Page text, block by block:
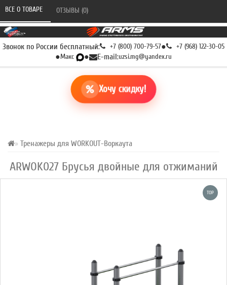
Звонок по России бесплатный: +7 (800) 700-79-57● +7 (968) 122-30-05
●Макс ● E-mail:uzsi.mg@yandex.ru
Хочу скидку!
Тренажеры для WORKOUT-Воркаута
ARWOK027 Брусья двойные для отжиманий
ВСЕ О ТОВАРЕ ОТЗЫВЫ (0)
TOP